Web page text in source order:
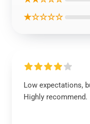
★☆☆☆☆
Low expectations,
Highly recommend.